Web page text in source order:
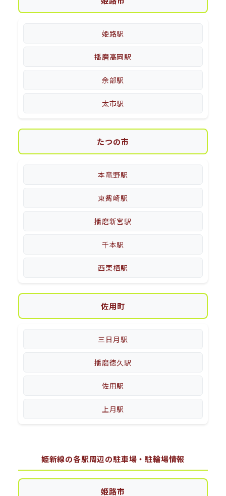
姫路駅
播磨高岡駅
余部駅
太市駅
たつの市
本竜野駅
東觜崎駅
播磨新宮駅
千本駅
西栗栖駅
佐用町
三日月駅
播磨徳久駅
佐用駅
上月駅
姫新線の各駅周辺の駐車場・駐輪場情報
姫路市